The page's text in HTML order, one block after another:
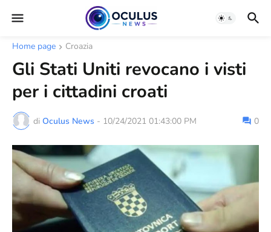
Home page Croazia
Gli Stati Uniti revocano i visti
per i cittadini croati
di Oculus News - 10/24/2021 01:43:00 PM 0